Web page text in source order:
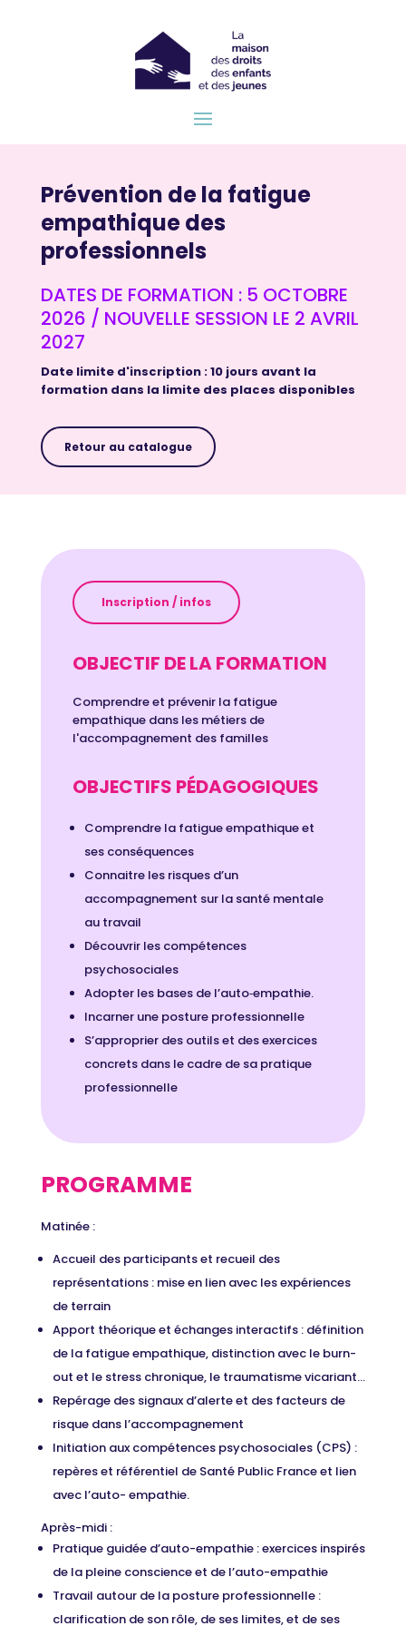
Prévention de la fatigue
empathique des
professionnels
DATES DE FORMATION : 5 OCTOBRE
2026 / NOUVELLE SESSION LE 2 AVRIL
2027
Date limite d'inscription : 10 jours avant la
formation dans la limite des places disponibles
Retour au catalogue
Inscription / infos
OBJECTIF DE LA FORMATION
Comprendre et prévenir la fatigue
empathique dans les métiers de
l'accompagnement des familles
OBJECTIFS PÉDAGOGIQUES
Comprendre la fatigue empathique et
ses conséquences
Connaitre les risques d’un
accompagnement sur la santé mentale
au travail
Découvrir les compétences
psychosociales
Adopter les bases de l’auto‑empathie.
Incarner une posture professionnelle
S’approprier des outils et desexercices
concrets dans le cadre de sa pratique
professionnelle
PROGRAMME
Matinée :
Accueil des participants et recueil des
représentations : mise en lien avec les expériences
de terrain
Apport théorique et échanges interactifs : définition
de la fatigue empathique, distinction avec le burn-
out et le stress chronique, le traumatisme vicariant…
Repérage des signaux d’alerte et des facteurs de
risque dans l’accompagnement
Initiation aux compétences psychosociales (CPS) :
repères et référentiel de Santé Public France et lien
avec l’auto- empathie.
Après-midi :
Pratique guidée d’auto-empathie : exercices inspirés
de la pleine conscience et de l’auto-empathie
Travail autour de la posture professionnelle :
clarification de son rôle, de ses limites, et de ses